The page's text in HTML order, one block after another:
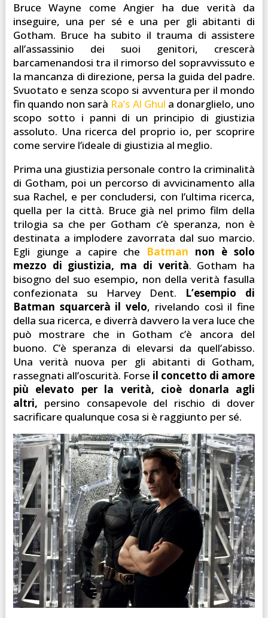
Bruce Wayne come Angier ha due verità da
inseguire, una per sé e una per gli abitanti di
Gotham. Bruce ha subito il trauma di assistere
all’assassinio dei suoi genitori, crescerà
barcamenandosi tra il rimorso del sopravvissuto e
la mancanza di direzione, persa la guida del padre.
Svuotato e senza scopo si avventura per il mondo
fin quando non sarà Ra’s Al Ghul a donarglielo, uno
scopo sotto i panni di un principio di giustizia
assoluto. Una ricerca del proprio io, per scoprire
come servire l’ideale di giustizia al meglio.
Prima una giustizia personale contro la criminalità
di Gotham, poi un percorso di avvicinamento alla
sua Rachel, e per concludersi, con l’ultima ricerca,
quella per la città. Bruce già nel primo film della
trilogia sa che per Gotham c’è speranza, non è
destinata a implodere zavorrata dal suo marcio.
Egli giunge a capire che
Batman non è solo
mezzo di giustizia, ma di verità. Gotham ha
bisogno del suo esempio, non della verità fasulla
confezionata su Harvey Dent. L’esempio di
Batman squarcerà il velo, rivelando così il fine
della sua ricerca, e diverrà davvero la vera luce che
può mostrare che in Gotham c’è ancora del
buono. C’è speranza di elevarsi da quell’abisso.
Una verità nuova per gli abitanti di Gotham,
rassegnati all’oscurità. Forse il concetto di amore
più elevato per la verità, cioè donarla agli
altri, persino consapevole del rischio di dover
sacrificare qualunque cosa si è raggiunto per sé.